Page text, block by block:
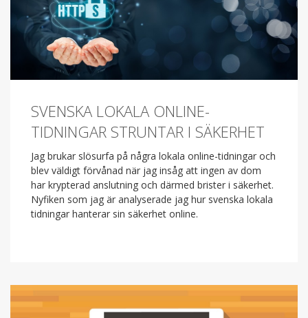
SVENSKA LOKALA ONLINE-
TIDNINGAR STRUNTAR I SÄKERHET
Jag brukar slösurfa på några lokala online-tidningar och
blev väldigt förvånad när jag insåg att ingen av dom
har krypterad anslutning och därmed brister i säkerhet.
Nyfiken som jag är analyserade jag hur svenska lokala
tidningar hanterar sin säkerhet online.